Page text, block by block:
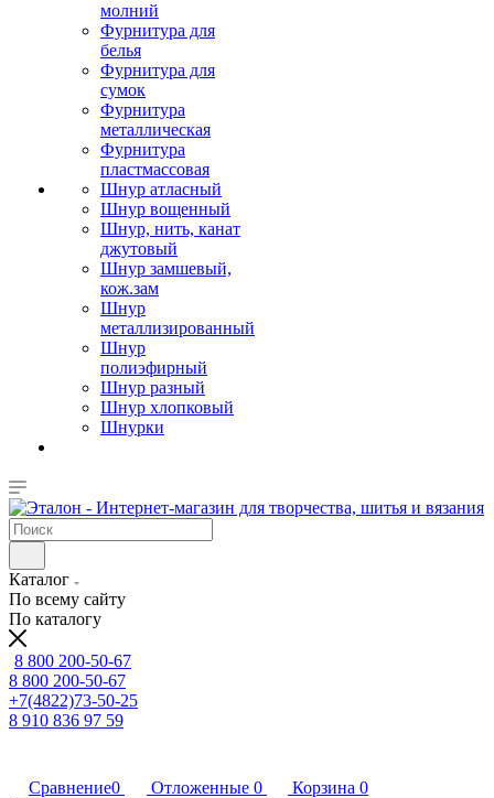
молний
Фурнитура для
белья
Фурнитура для
сумок
Фурнитура
металлическая
Фурнитура
пластмассовая
Шнур атласный
Шнур вощенный
Шнур, нить, канат
джутовый
Шнур замшевый,
кож.зам
Шнур
металлизированный
Шнур
полиэфирный
Шнур разный
Шнур хлопковый
Шнурки
Каталог
По всему сайту
По каталогу
8 800 200-50-67
8 800 200-50-67
+7(4822)73-50-25
8 910 836 97 59
Сравнение0 Отложенные 0 Корзина 0